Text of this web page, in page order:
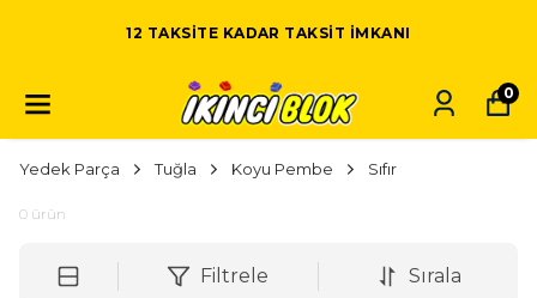
12 TAKSITE KADAR TAKSIT IMKANI
0
Yedek Parça Tuğla Koyu Pembe Sıfır
0 ürün
Filtrele Sırala